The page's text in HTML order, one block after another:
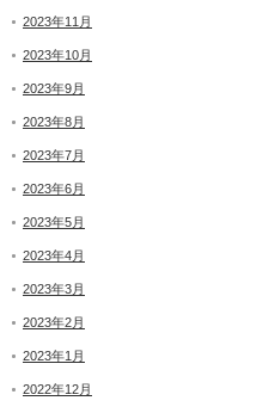
2023年11月
2023年10月
2023年9月
2023年8月
2023年7月
2023年6月
2023年5月
2023年4月
2023年3月
2023年2月
2023年1月
2022年12月